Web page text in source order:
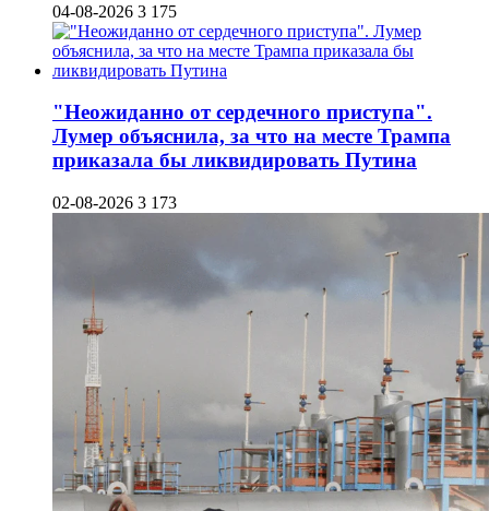
04-08-2026 3 175
"Неожиданно от сердечного приступа".
Лумер объяснила, за что на месте Трампа
приказала бы ликвидировать Путина
02-08-2026 3 173